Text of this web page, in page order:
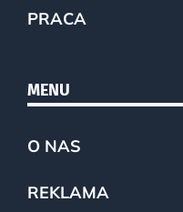
PRACA
MENU
O NAS
REKLAMA